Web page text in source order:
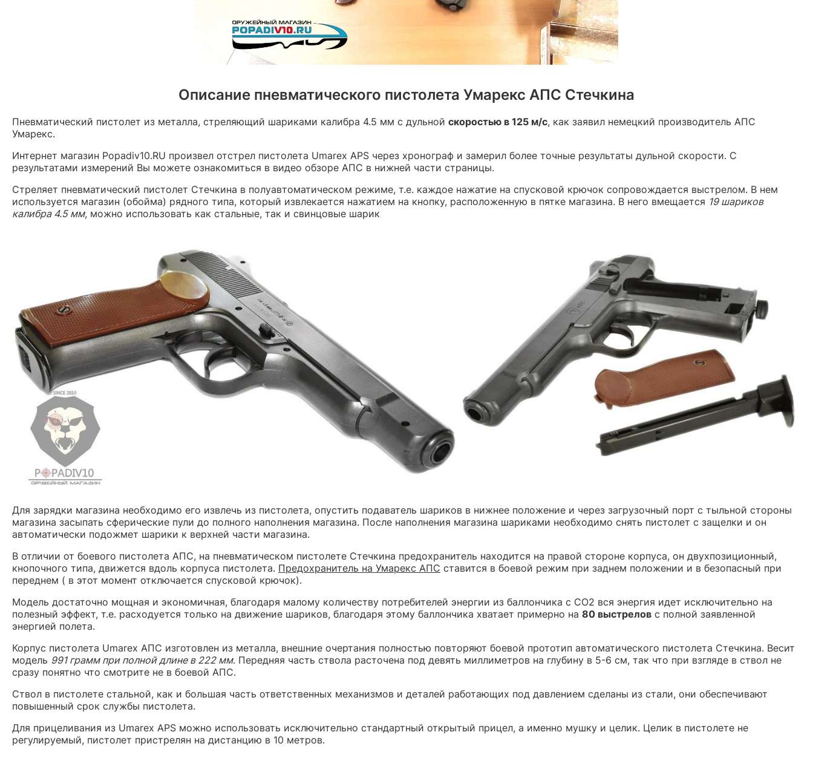
Описание пневматического пистолета Умарекс АПС Стечкина
Пневматический пистолет из металла, стреляющий шариками калибра 4.5 мм с дульной скоростью в 125 м/с, как заявил немецкий производитель АПС
Умарекс.
Интернет магазин Popadiv10.RU произвел отстрел пистолета Umarex APS через хронограф и замерил более точные результаты дульной скорости. С
результатами измерений Вы можете ознакомиться в видео обзоре АПС в нижней части страницы.
Стреляет пневматический пистолет Стечкина в полуавтоматическом режиме, т.е. каждое нажатие на спусковой крючок сопровождается выстрелом. В нем
используется магазин (обойма) рядного типа, который извлекается нажатием на кнопку, расположенную в пятке магазина. В него вмещается 19 шариков
калибра 4.5 мм, можно использовать как стальные, так и свинцовые шарик
Для зарядки магазина необходимо его извлечь из пистолета, опустить подаватель шариков в нижнее положение и через загрузочный порт с тыльной стороны
магазина засыпать сферические пули до полного наполнения магазина. После наполнения магазина шариками необходимо снять пистолет с защелки и он
автоматически подожмет шарики к верхней части магазина.
В отличии от боевого пистолета АПС, на пневматическом пистолете Стечкина предохранитель находится на правой стороне корпуса, он двухпозиционный,
кнопочного типа, движется вдоль корпуса пистолета. Предохранитель на Умарекс АПС ставится в боевой режим при заднем положении и в безопасный при
переднем ( в этот момент отключается спусковой крючок).
Модель достаточно мощная и экономичная, благодаря малому количеству потребителей энергии из баллончика с СО2 вся энергия идет исключительно на
полезный эффект, т.е. расходуется только на движение шариков, благодаря этому баллончика хватает примерно на 80 выстрелов с полной заявленной
энергией полета.
Корпус пистолета Umarex АПС изготовлен из металла, внешние очертания полностью повторяют боевой прототип автоматического пистолета Стечкина. Весит
модель 991 грамм при полной длине в 222 мм. Передняя часть ствола расточена под девять миллиметров на глубину в 5-6 см, так что при взгляде в ствол не
сразу понятно что смотрите не в боевой АПС.
Ствол в пистолете стальной, как и большая часть ответственных механизмов и деталей работающих под давлением сделаны из стали, они обеспечивают
повышенный срок службы пистолета.
Для прицеливания из Umarex APS можно использовать исключительно стандартный открытый прицел, а именно мушку и целик. Целик в пистолете не
регулируемый, пистолет пристрелян на дистанцию в 10 метров.